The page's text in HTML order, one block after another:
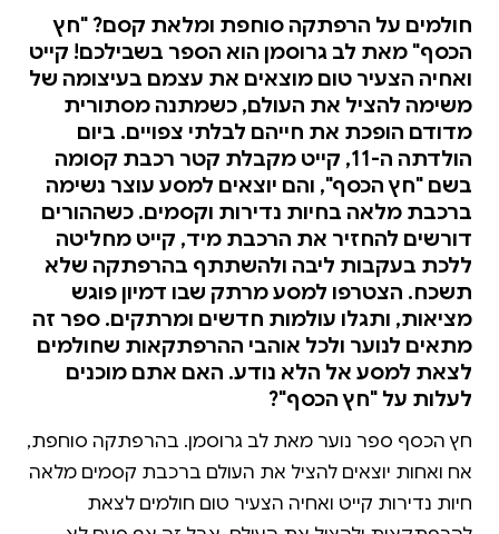
חולמים על הרפתקה סוחפת ומלאת קסם? "חץ
הכסף" מאת לב גרוסמן הוא הספר בשבילכם! קייט
ואחיה הצעיר טום מוצאים את עצמם בעיצומה של
משימה להציל את העולם, כשמתנה מסתורית
מדודם הופכת את חייהם לבלתי צפויים. ביום
הולדתה ה-11, קייט מקבלת קטר רכבת קסומה
בשם "חץ הכסף", והם יוצאים למסע עוצר נשימה
ברכבת מלאה בחיות נדירות וקסמים. כשההורים
דורשים להחזיר את הרכבת מיד, קייט מחליטה
ללכת בעקבות ליבה ולהשתתף בהרפתקה שלא
תשכח. הצטרפו למסע מרתק שבו דמיון פוגש
מציאות, ותגלו עולמות חדשים ומרתקים. ספר זה
מתאים לנוער ולכל אוהבי ההרפתקאות שחולמים
לצאת למסע אל הלא נודע. האם אתם מוכנים
לעלות על "חץ הכסף"?
חץ הכסף ספר נוער מאת לב גרוסמן. בהרפתקה סוחפת,
אח ואחות יוצאים להציל את העולם ברכבת קסמים מלאה
חיות נדירות קייט ואחיה הצעיר טום חולמים לצאת